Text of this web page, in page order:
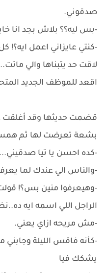
صدقوني.
-بس ليه؟؟ بلاش بجد انا
-كنتي عايزاني اعمل ايه؟!
لاقت حد يتبناها والي
اقعد للموظف الجديد
قضمت حديثها وقد أغلقت
بشعة تعرضت لها ثم
-كده احسن يا تيا صدقيني...
-والناس الي عندك لما
-وهيعرفوا منين بس؟!
الراجل اللي اسمه ايه
-مش مريحه ازاي يعني.
-كأنه فاقس الليلة
يشكك فيا